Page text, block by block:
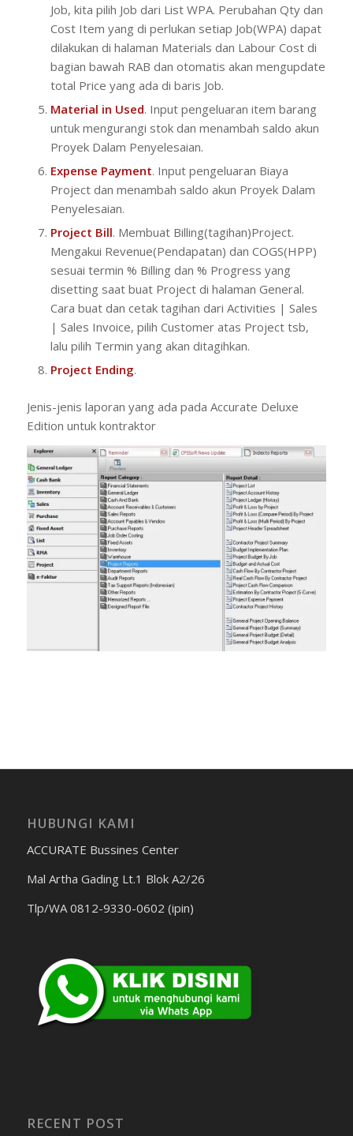
Job, kita pilih Job dari List WPA. Perubahan Qty dan
Cost Item yang di perlukan setiap Job(WPA) dapat
dilakukan di halaman Materials dan Labour Cost di
bagian bawah RAB dan otomatis akan mengupdate
total Price yang ada di baris Job.
Material in Used. Input pengeluaran item barang
untuk mengurangi stok dan menambah saldo akun
Proyek Dalam Penyelesaian.
Expense Payment. Input pengeluaran Biaya
Project dan menambah saldo akun Proyek Dalam
Penyelesaian.
Project Bill. Membuat Billing(tagihan)Project.
Mengakui Revenue(Pendapatan) dan COGS(HPP)
sesuai termin % Billing dan % Progress yang
disetting saat buat Project di halaman General.
Cara buat dan cetak tagihan dari Activities | Sales
| Sales Invoice, pilih Customer atas Project tsb,
lalu pilih Termin yang akan ditagihkan.
Project Ending.
Jenis-jenis laporan yang ada pada Accurate Deluxe
Edition untuk kontraktor
HUBUNGI KAMI
ACCURATE Bussines Center
Mal Artha Gading Lt.1 Blok A2/26
Tlp/WA 0812-9330-0602 (ipin)
RECENT POST